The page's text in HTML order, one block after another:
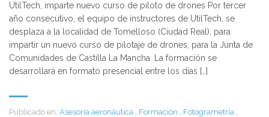
UtilTech, imparte nuevo curso de piloto de drones Por tercer
año consecutivo, el equipo de instructores de UtilTech, se
desplaza a la localidad de Tomelloso (Ciudad Real), para
impartir un nuevo curso de pilotaje de drones, para la Junta de
Comunidades de Castilla La Mancha. La formación se
desarrollará en formato presencial entre los días […]
Publicado en: Asesoría aeronáutica , Formación , Fotogrametría ,